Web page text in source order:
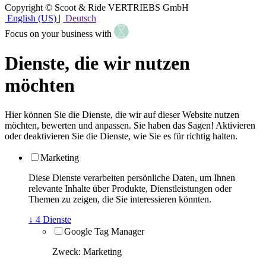
Copyright © Scoot & Ride VERTRIEBS GmbH
English (US) | Deutsch
Focus on your business with
Dienste, die wir nutzen
möchten
Hier können Sie die Dienste, die wir auf dieser Website nutzen
möchten, bewerten und anpassen. Sie haben das Sagen! Aktivieren
oder deaktivieren Sie die Dienste, wie Sie es für richtig halten.
Marketing
Diese Dienste verarbeiten persönliche Daten, um Ihnen
relevante Inhalte über Produkte, Dienstleistungen oder
Themen zu zeigen, die Sie interessieren könnten.
↓ 4 Dienste
Google Tag Manager
Zweck: Marketing